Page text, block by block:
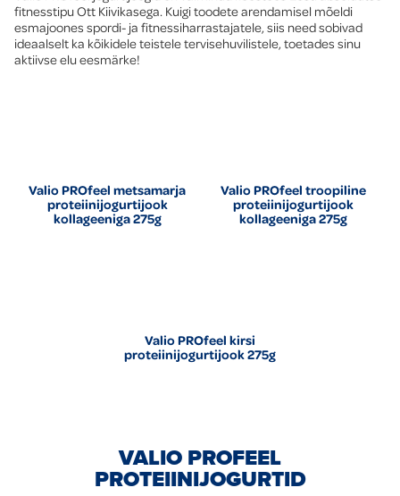
fitnesstipu Ott Kiivikasega. Kuigi toodete arendamisel mõeldi
esmajoones spordi- ja fitnessiharrastajatele, siis need sobivad
ideaalselt ka kõikidele teistele tervisehuvilistele, toetades sinu
aktiivse elu eesmärke!
Valio PROfeel metsamarja
proteiinijogurtijook
kollageeniga 275g
Valio PROfeel troopiline
proteiinijogurtijook
kollageeniga 275g
Valio PROfeel kirsi
proteiinijogurtijook 275g
VALIO PROFEEL
PROTEIINIJOGURTID